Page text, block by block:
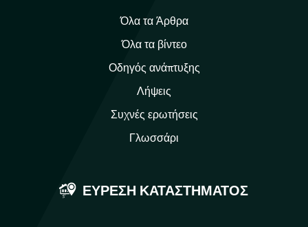
Όλα τα Άρθρα
Όλα τα βίντεο
Οδηγός ανάπτυξης
Λήψεις
Συχνές ερωτήσεις
Γλωσσάρι
ΕΎΡΕΣΗ ΚΑΤΑΣΤΉΜΑΤΟΣ